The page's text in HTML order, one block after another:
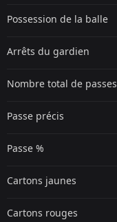
Possession de la balle
Arrêts du gardien
Nombre total de passes
Passe précis
Passe %
Cartons jaunes
Cartons rouges